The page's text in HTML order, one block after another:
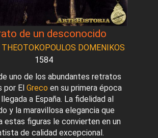
de un desconocido
THEOTOKOPOULOS DOMENIKOS
1584
uno de los abundantes retratos
por El Greco en su primera época
a España. La fidelidad al
y la maravillosa elegancia que
estas figuras le convierten en un
de calidad excepcional.